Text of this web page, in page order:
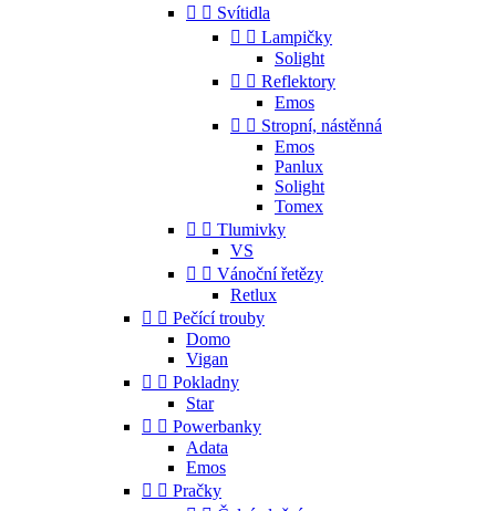
  Svítidla
  Lampičky
Solight
  Reflektory
Emos
  Stropní, nástěnná
Emos
Panlux
Solight
Tomex
  Tlumivky
VS
  Vánoční řetězy
Retlux
  Pečící trouby
Domo
Vigan
  Pokladny
Star
  Powerbanky
Adata
Emos
  Pračky